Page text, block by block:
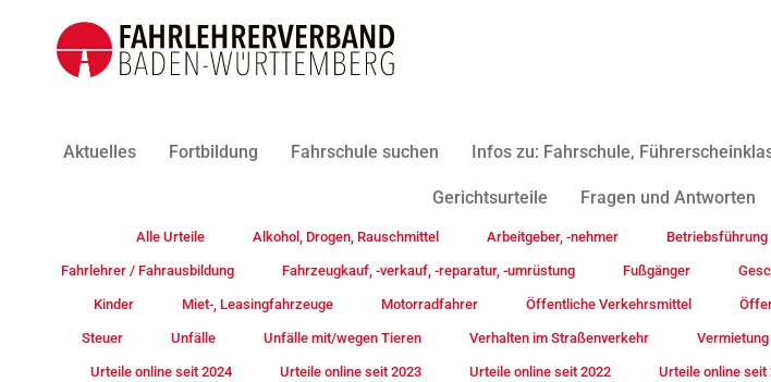
Aktuelles Fortbildung Fahrschule suchen Infos zu: Fahrschule,
Gerichtsurteile Fragen und Antworten
Alle Urteile Alkohol, Drogen, Rauschmittel Arbeitgeber, -nehmer Betriebsführung
Fahrlehrer / Fahrausbildung Fahrzeugkauf, -verkauf, -reparatur, -umrüstung Fußgänger
Kinder Miet-, Leasingfahrzeuge Motorradfahrer Öffentliche Verkehrsmittel
Steuer Unfälle Unfälle mit/wegen Tieren Verhalten im Straßenverkehr Vermietung
Urteile online seit 2024 Urteile online seit 2023 Urteile online seit 2022 Urteile online seit